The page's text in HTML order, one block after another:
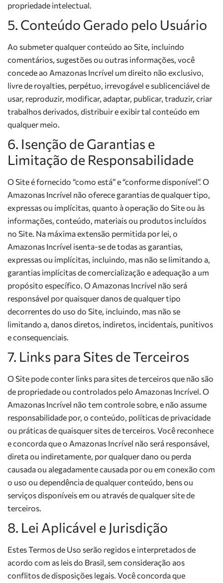
propriedade intelectual.
5. Conteúdo Gerado pelo Usuário
Ao submeter qualquer conteúdo ao Site, incluindo
comentários, sugestões ou outras informações, você
concede ao Amazonas Incrível um direito não exclusivo,
livre de royalties, perpétuo, irrevogável e sublicenciável de
usar, reproduzir, modificar, adaptar, publicar, traduzir, criar
trabalhos derivados, distribuir e exibir tal conteúdo em
qualquer meio.
6. Isenção de Garantias e
Limitação de Responsabilidade
O Site é fornecido “como está” e “conforme disponível”. O
Amazonas Incrível não oferece garantias de qualquer tipo,
expressas ou implícitas, quanto à operação do Site ou às
informações, conteúdo, materiais ou produtos incluídos
no Site. Na máxima extensão permitida por lei, o
Amazonas Incrível isenta-se de todas as garantias,
expressas ou implícitas, incluindo, mas não se limitando a,
garantias implícitas de comercialização e adequação a um
propósito específico. O Amazonas Incrível não será
responsável por quaisquer danos de qualquer tipo
decorrentes do uso do Site, incluindo, mas não se
limitando a, danos diretos, indiretos, incidentais, punitivos
e consequenciais.
7. Links para Sites de Terceiros
O Site pode conter links para sites de terceiros que não são
de propriedade ou controlados pelo Amazonas Incrível. O
Amazonas Incrível não tem controle sobre, e não assume
responsabilidade por, o conteúdo, políticas de privacidade
ou práticas de quaisquer sites de terceiros. Você reconhece
e concorda que o Amazonas Incrível não será responsável,
direta ou indiretamente, por qualquer dano ou perda
causada ou alegadamente causada por ou em conexão com
o uso ou dependência de qualquer conteúdo, bens ou
serviços disponíveis em ou através de qualquer site de
terceiros.
8. Lei Aplicável e Jurisdição
Estes Termos de Uso serão regidos e interpretados de
acordo com as leis do Brasil, sem consideração aos
conflitos de disposições legais. Você concorda que